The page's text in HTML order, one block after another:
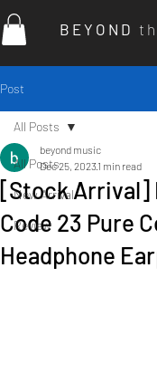
B E Y O N D t h
Post
All Posts
New Arrival
Review
All Posts
[Stock Arrival]
Code 23 Pure
Headphone
beyond music
Dec 25, 2023 1 min read